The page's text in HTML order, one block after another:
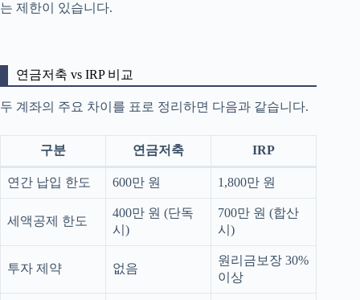
는 제한이 있습니다.
연금저축 vs IRP 비교
두 계좌의 주요 차이를 표로 정리하면 다음과 같습니다.
구분 연금저축 IRP
연간 납입 한도 600만 원 1,800만 원
세액공제 한도
400만 원 (단독
시)
700만 원 (합산
시)
투자 제약 없음
원리금보장 30%
이상